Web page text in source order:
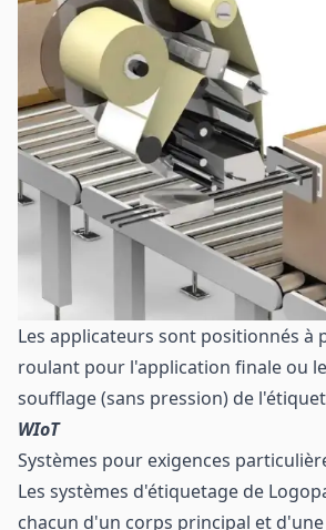
Les applicateurs sont positionnés à
roulant pour l'application finale ou
soufflage (sans pression) de
WIoT
Systèmes pour exigences
Les systèmes d'étiquetage de
chacun d'un corps principal et